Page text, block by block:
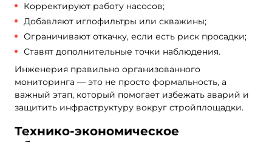
Корректируют работу насосов;
Добавляют иглофильтры или скважины;
Ограничивают откачку, если есть риск просадки;
Ставят дополнительные точки наблюдения.
Инженерия правильно организованного
мониторинга — это не просто формальность, а
важный этап, который помогает избежать аварий и
защитить инфраструктуру вокруг стройплощадки.
Технико-экономическое